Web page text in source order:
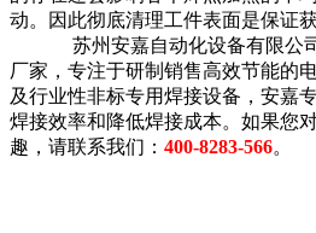
动。因此彻底清理工件表面是保证
苏州安嘉自动化设备有限公
厂家，专注于研制销售高效节能的
及行业性非标专用焊接设备，安嘉
焊接效率和降低焊接成本。如果您
趣，请联系我们： 400-8283-566。